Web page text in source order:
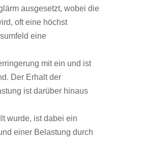
ausgesetzt, wobei die
oft eine höchst
eine
mit ein und ist
Der Erhalt der
ist darüber hinaus
wurde, ist dabei ein
einer Belastung durch